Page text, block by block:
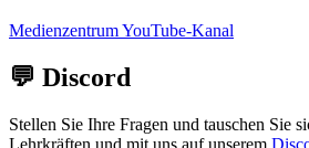
Medienzentrum YouTube-Kanal
💬 Discord
Stellen Sie Ihre Fragen und tauschen Sie
Lehrkräften und mit uns auf unserem